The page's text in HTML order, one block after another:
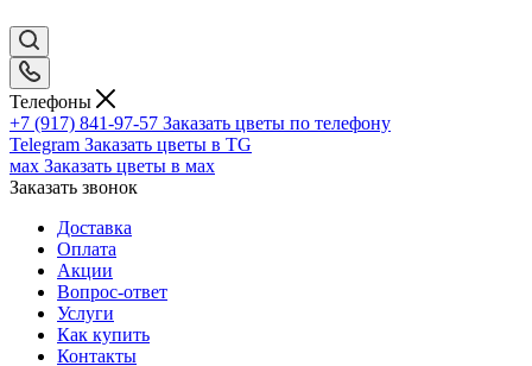
Телефоны
+7 (917) 841-97-57 Заказать цветы по телефону
Telegram Заказать цветы в TG
мах Заказать цветы в мах
Заказать звонок
Доставка
Оплата
Акции
Вопрос-ответ
Услуги
Как купить
Контакты